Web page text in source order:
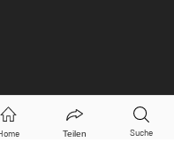
AG. Alle Rechte